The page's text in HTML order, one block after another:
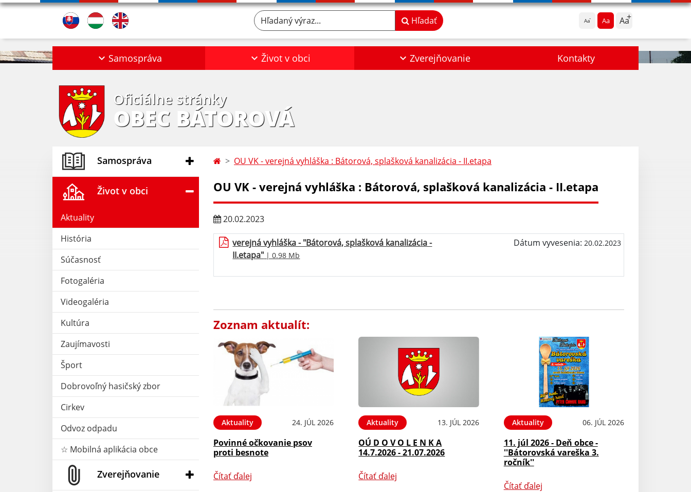
Aa Aa Aa
Hľadaný výraz... Hľadať
Samospráva Život v obci Zverejňovanie Kontakty
Oficiálne stránky
OBEC BÁTOROVÁ
Samospráva
Život v obci
Aktuality
História
Súčasnosť
Fotogaléria
Videogaléria
Kultúra
Zaujímavosti
Šport
Dobrovoľný hasičský zbor
Cirkev
Odvoz odpadu
☆ Mobilná aplikácia obce
Zverejňovanie
OU VK - verejná vyhláška : Bátorová, splašková kanalizácia - II.etapa
OU VK - verejná vyhláška : Bátorová, splašková kanalizácia - II.etapa
20.02.2023
verejná vyhláška - "Bátorová, splašková kanalizácia -
II.etapa" | 0.98 Mb
Dátum vyvesenia: 20.02.2023
Zoznam aktualít:
Aktuality 24. JÚL 2026
Povinné očkovanie psov
proti besnote
Čítať ďalej
Aktuality 13. JÚL 2026
OÚ D O V O L E N K A
14.7.2026 - 21.07.2026
Čítať ďalej
Aktuality 06. JÚL 2026
11. júl 2026 - Deň obce -
''Bátorovská vareška 3.
ročník''
Čítať ďalej